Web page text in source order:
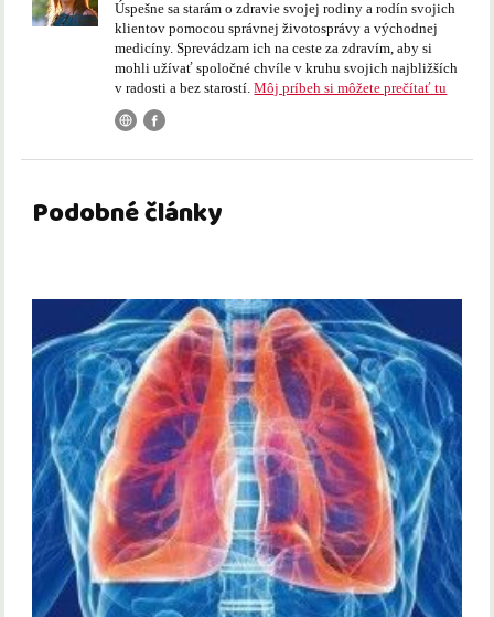
Úspešne sa starám o zdravie svojej rodiny a rodín svojich
klientov pomocou správnej životosprávy a východnej
medicíny. Sprevádzam ich na ceste za zdravím, aby si
mohli užívať spoločné chvíle v kruhu svojich najbližších
v radosti a bez starostí.Môj príbeh si môžete prečítať tu
Podobné články